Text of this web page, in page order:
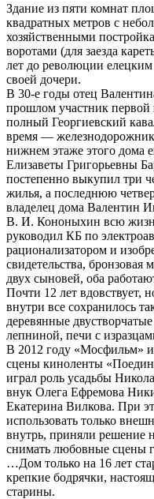
Здание из пяти комнат
квадратных метров с
хозяйственными
воротами (для заезда
лет до революции елецким
своей дочери.
В 30-е годы отец
прошлом участник
полный Георгиевский
время —
нижнем этаже этого дома
Елизаветы Григорьевны
постепенно выкупил три
жилья, а последнюю
владелец дома Валентин
В. И. Кононыхин всю
руководил КБ по
рационализатором и
свидетельства,
двух сыновей, оба
Почти 12 лет вдовствует,
внутри все сохранилось
деревянные
лепниной, печи с
В 2012 году «Мосфильм»
сцены киноленты
играл роль усадьбы
внук Олега Ефремова
Екатерина Вилкова. При
использовать только
внутрь, приняли решение
снимать любовные сцены
…Дом только на 16 лет
крепкие бодрячки,
старины.